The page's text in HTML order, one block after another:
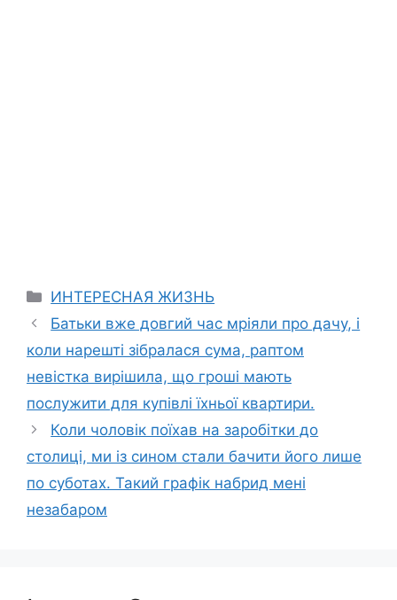
Categories
ИНТЕРЕСНАЯ ЖИЗНЬ
Батьки вже довгий час мріяли про дачу, і
коли нарешті зібралася сума, раптом
невістка вирішила, що гроші мають
послужити для купівлі їхньої квартири.
Коли чоловік поїхав на заробітки до
столиці, ми із сином стали бачити його лише
по суботах. Такий графік набрид мені
незабаром